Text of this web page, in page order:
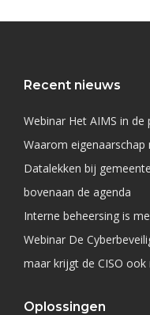
Recent nieuws
Webinar Het AIMS in
Waarom
Datalekken bij
bovenaan de agenda
Interne beheersing is
Webinar De
maar krijgt de CISO ook
Oplossingen